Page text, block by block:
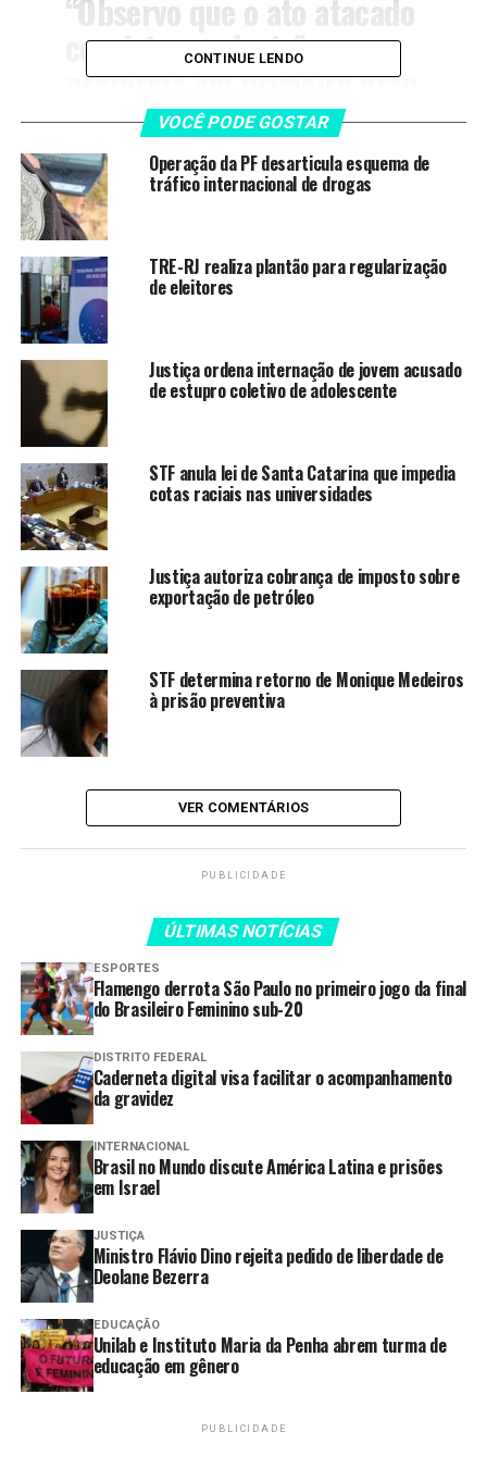
“Observo que o ato atacado
consiste em decisão
proferida em primeiro grau
de jurisdição, contra a qual
cabível meio adequado de
impugnação, observados
seus pressupostos de
admissibilidade.”
O ministro também destacou que, mesmo que o STF
concordaria com a soltura.
“De qualquer maneira,
ainda que superado
referido óbice, não detecto
manifesta ilegalidade ou
teratologia hábil à
concessão da ordem de
habeas corpus de ofício.
Ante o exposto, nego
seguimento à presente
reclamação.”
LEIA TAMBÉM
esquema de tráfico internacional
de drogas
TRE-RJ realiza plantão para
regularização de eleitores
jovem acusado de estupro
coletivo de adolescente
que impedia cotas raciais nas
universidades
imposto sobre exportação de
petróleo
Deolane Bezerra foi presa em sua residência, uma
mansão localizada em Alphaville, um bairro que abriga
De acordo com as investigações, a influenciadora recebia
CONTINUE LENDO
VOCÊ PODE GOSTAR
Operação da PF desarticula esquema de
tráfico internacional de drogas
TRE-RJ realiza plantão para regularização
de eleitores
Justiça ordena internação de jovem acusado
de estupro coletivo de adolescente
STF anula lei de Santa Catarina que impedia
cotas raciais nas universidades
Justiça autoriza cobrança de imposto sobre
exportação de petróleo
STF determina retorno de Monique Medeiros
à prisão preventiva
VER COMENTÁRIOS
PUBLICIDADE
ÚLTIMAS NOTÍCIAS
ESPORTES
Flamengo derrota São Paulo no primeiro jogo da final
do Brasileiro Feminino sub-20
DISTRITO FEDERAL
Caderneta digital visa facilitar o acompanhamento
da gravidez
INTERNACIONAL
Brasil no Mundo discute América Latina e prisões
em Israel
JUSTIÇA
Ministro Flávio Dino rejeita pedido de liberdade de
Deolane Bezerra
EDUCAÇÃO
Unilab e Instituto Maria da Penha abrem turma de
educação em gênero
PUBLICIDADE